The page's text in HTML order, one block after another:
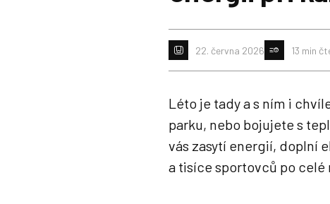
22. června 2026 13 min
Léto je tady a s ním i
parku, nebo bojujete s
vás zasytí energií, doplní
a tisíce sportovců po celé